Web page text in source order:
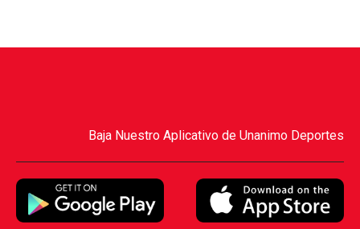
Baja Nuestro Aplicativo de Unanimo Deportes